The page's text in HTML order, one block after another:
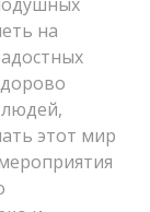
на
этот мир